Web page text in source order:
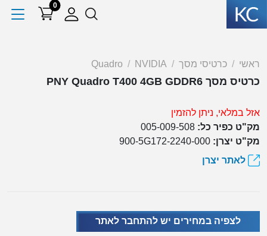
0
ראשי כרטיסי מסך NVIDIA
Quadro
כרטיס מסך PNY Quadro T400 4GB GDDR6
אזל במלאי, ניתן להזמין
מק"ט כפיר כל: 005-009-508
מק"ט יצרן: 900-5G172-2240-000
לאתר יצרן
לצפיה במחירים יש להתחבר לאתר